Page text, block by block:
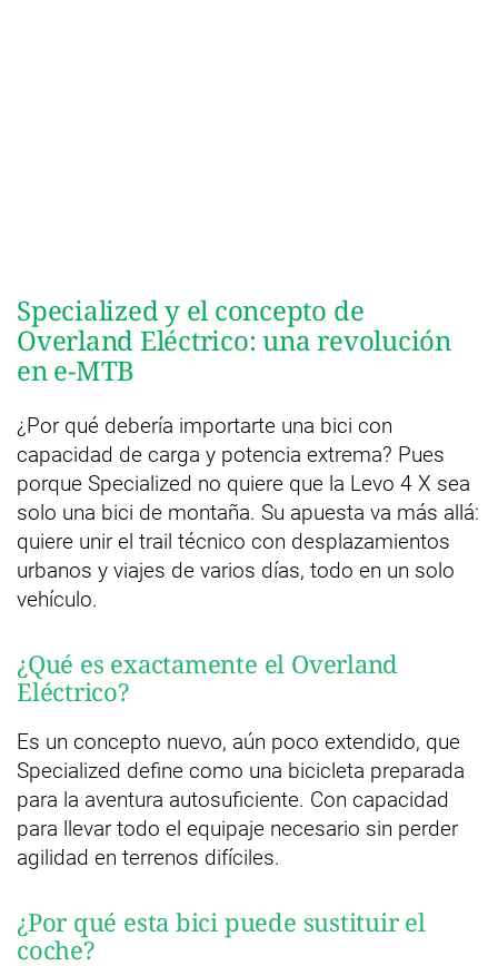
Specialized y el concepto de
Overland Eléctrico: una revolución
en e-MTB
¿Por qué debería importarte una bici con
capacidad de carga y potencia extrema? Pues
porque Specialized no quiere que la Levo 4 X sea
solo una bici de montaña. Su apuesta va más allá:
quiere unir el trail técnico con desplazamientos
urbanos y viajes de varios días, todo en un solo
vehículo.
¿Qué es exactamente el Overland
Eléctrico?
Es un concepto nuevo, aún poco extendido, que
Specialized define como una bicicleta preparada
para la aventura autosuficiente. Con capacidad
para llevar todo el equipaje necesario sin perder
agilidad en terrenos difíciles.
¿Por qué esta bici puede sustituir el
coche?